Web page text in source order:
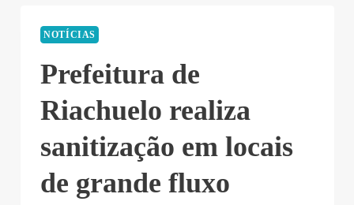
NOTÍCIAS
Prefeitura de
Riachuelo realiza
sanitização em locais
de grande fluxo